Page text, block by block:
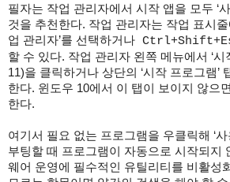
필자는 작업 관리자에서 시작 앱을 모두 ‘
것을 추천한다. 작업 관리자는 작업 표시
업 관리자’를 선택하거나
할 수 있다. 작업 관리자 왼쪽 메뉴에서 ‘시
11)을 클릭하거나 상단의 ‘시작 프로그램’
한다. 윈도우 10에서 이 탭이 보이지 않으
한다.
여기서 필요 없는 프로그램을 우클릭해 ‘사
부팅할 때 프로그램이 자동으로 시작되지
웨어 운영에 필수적인 유틸리티를 비활성